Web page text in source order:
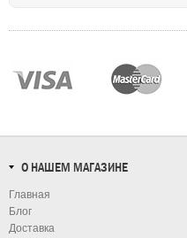
О НАШЕМ МАГАЗИНЕ
Главная
Блог
Доставка